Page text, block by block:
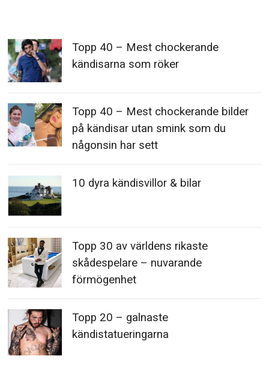
Topp 40 – Mest chockerande
kändisarna som röker
Topp 40 – Mest chockerande bilder
på kändisar utan smink som du
någonsin har sett
10 dyra kändisvillor & bilar
Topp 30 av världens rikaste
skådespelare – nuvarande
förmögenhet
Topp 20 – galnaste
kändistatueringarna